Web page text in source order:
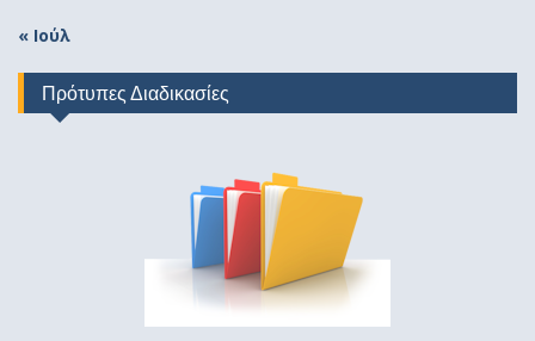
« Ιούλ
Πρότυπες Διαδικασίες